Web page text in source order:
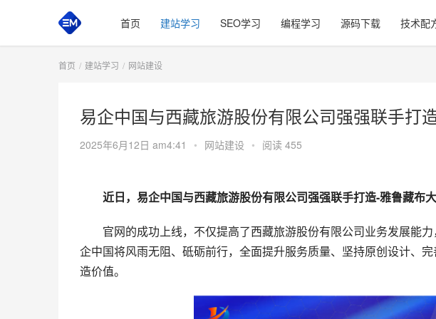
首页 建站学习 SEO学习 编程学习 源码下载 技术配
首页 建站学习 网站建设
易企中国与西藏旅游股份有限公司强强联手打
2025年6月12日 am4:41 • 网站建设 • 阅读 455
近日，易企中国与西藏旅游股份有限公司强强联手打造-雅鲁藏布大
官网的成功上线，不仅提高了西藏旅游股份有限公司业务发展能力
企中国将风雨无阻、砥砺前行，全面提升服务质量、坚持原创设计、
造价值。